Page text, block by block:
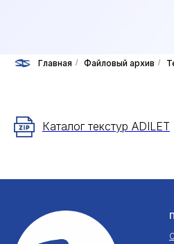
Главная / Файловый архив /
Каталог текстур ADILET